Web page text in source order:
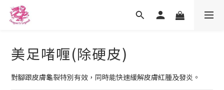
美足啫喱(除硬皮)
對腳跟皮膚龜裂特別有效，同時能快速緩解皮膚紅腫及發炎。